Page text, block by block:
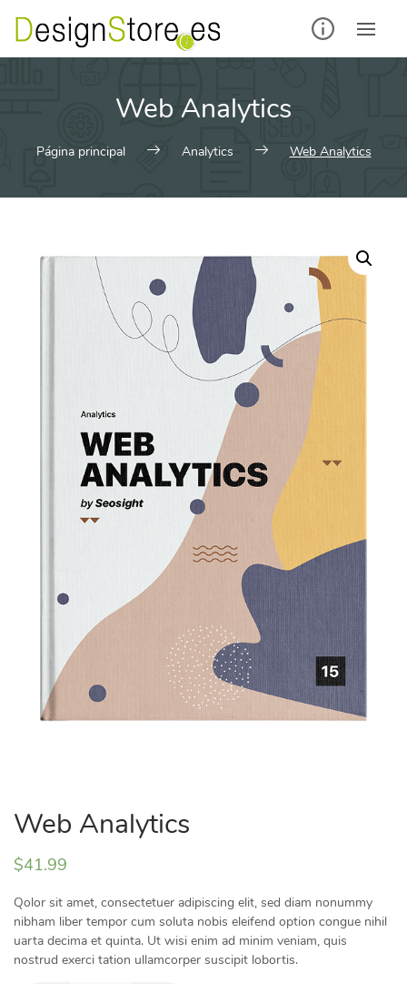
contenido
Web Analytics
Página principal Analytics Web Analytics
Web Analytics
$41.99
Qolor sit amet, consectetuer adipiscing elit, sed diam nonummy
nibham liber tempor cum soluta nobis eleifend option congue nihil
uarta decima et quinta. Ut wisi enim ad minim veniam, quis
nostrud exerci tation ullamcorper suscipit lobortis.